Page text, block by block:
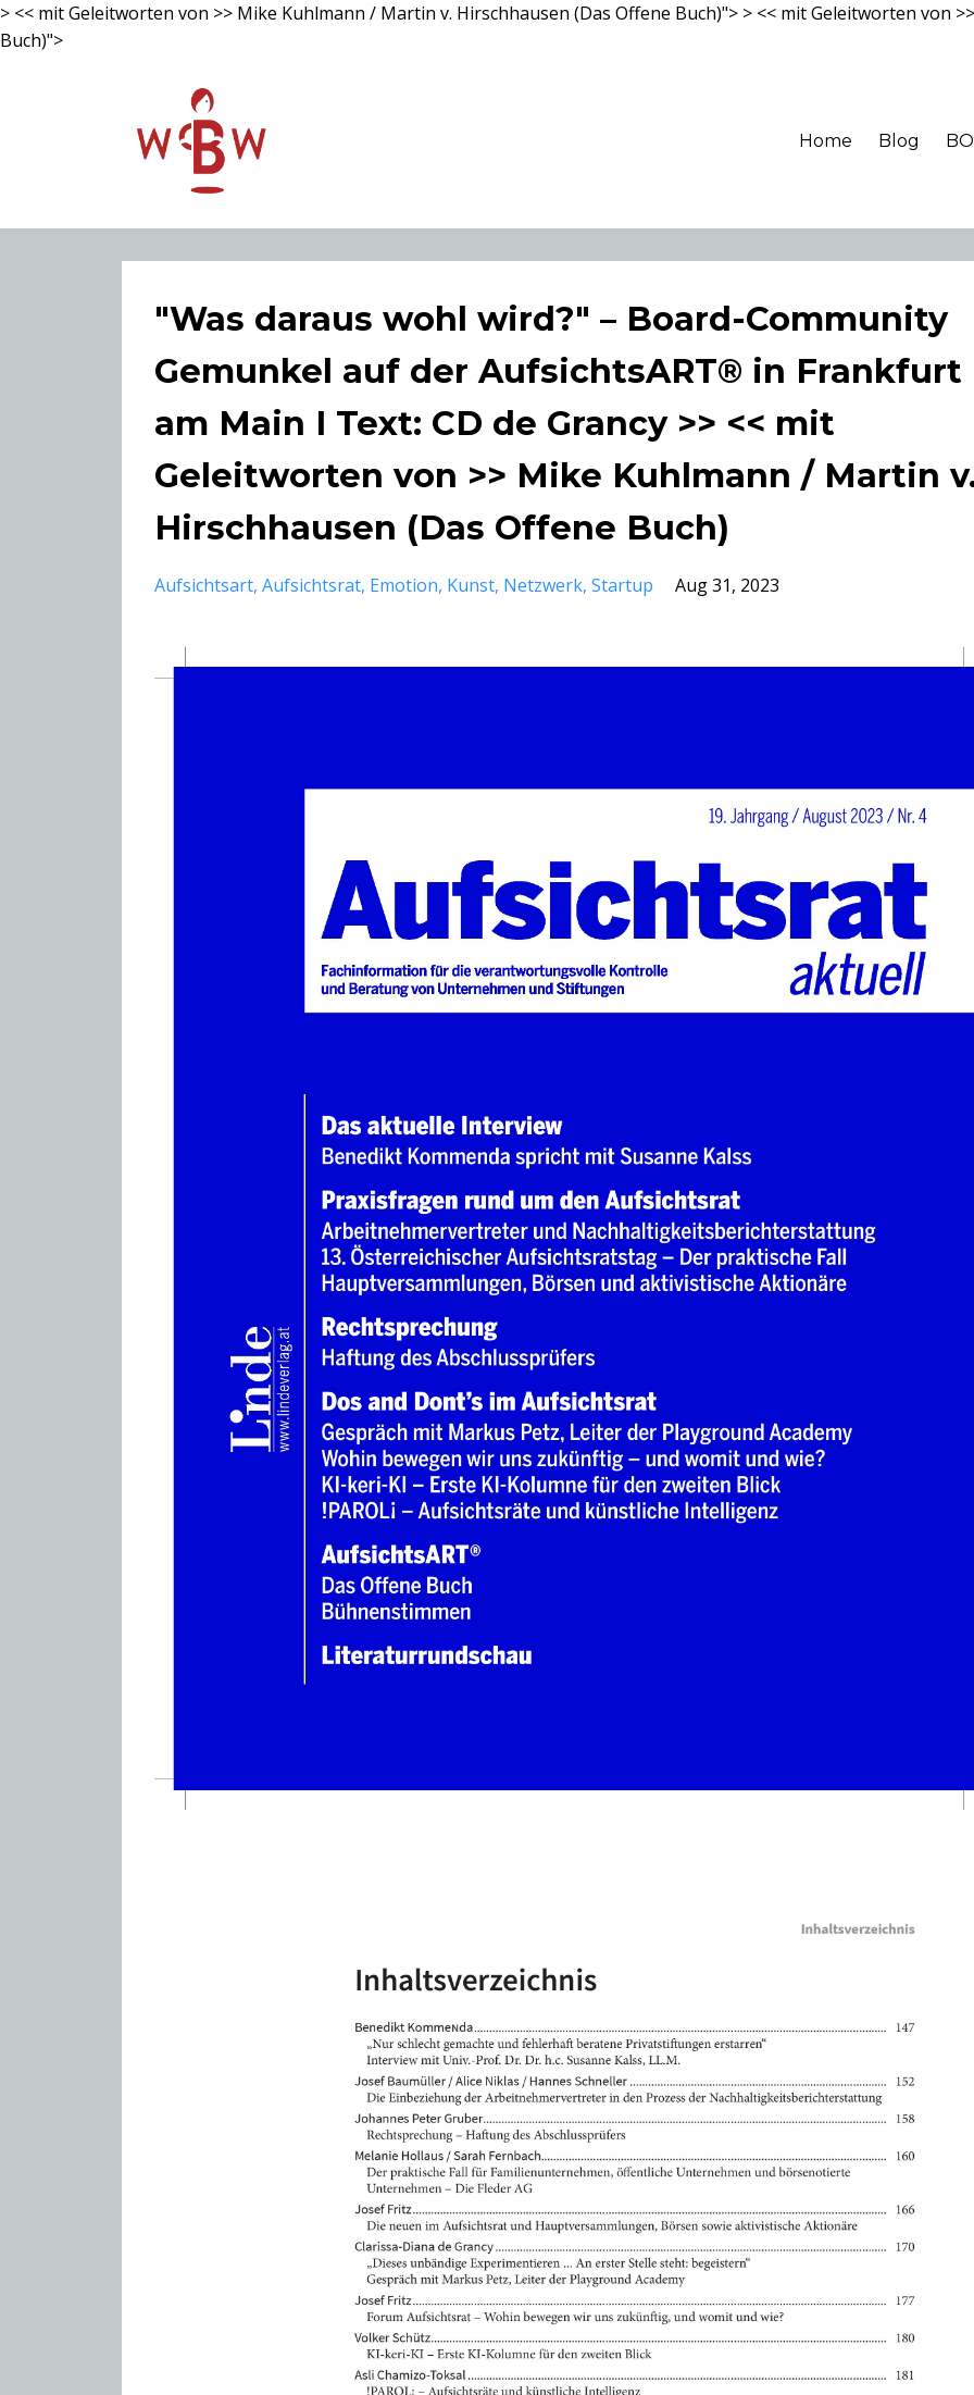
> << mit Geleitworten von >> Mike Kuhlmann / Martin v. Hirschhausen (Das Offene Buch)"> > << mit Geleitworten von
Buch)">
Home Blog
"Was daraus wohl wird?" – Board-Community
Gemunkel auf der AufsichtsART® in Frankfurt
am Main I Text: CD de Grancy >> << mit
Geleitworten von >> Mike Kuhlmann / Martin
Hirschhausen (Das Offene Buch)
Aufsichtsart Aufsichtsrat Emotion Kunst Netzwerk Startup Aug 31, 2023